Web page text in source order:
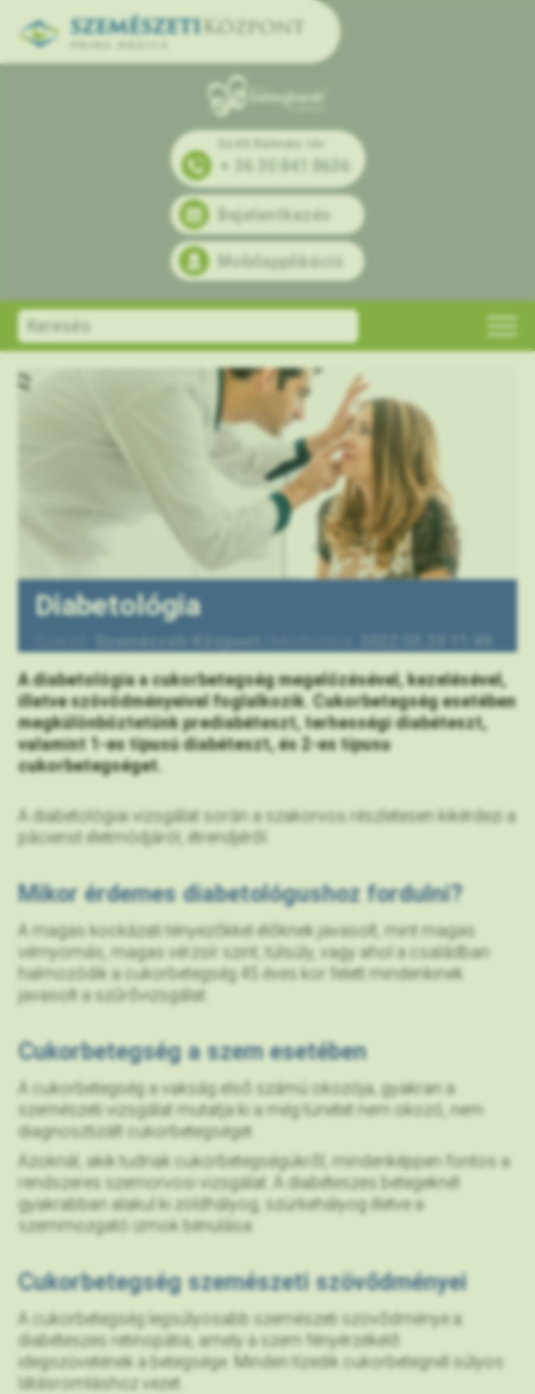
+ 36 30 841 8636
Bejelentkezés
Mobilapplikáció
Diabetológia
Szemészeti Központ
A diabetológia a cukorbetegség megelőzésével, kezelésével,
illetve szövődményeivel foglalkozik. Cukorbetegség esetében
megkülönböztetünk prediabéteszt, terhességi diabéteszt,
valamint 1-es típusú diabéteszt, és 2-es típusu
cukorbetegséget.
A diabetológiai vizsgálat során a szakorvos részletesen kikérdezi a
pácienst életmódjáról, étrendjéről.
Mikor érdemes diabetológushoz fordulni?
A magas kockázati tényezőkkel élőknek javasolt, mint magas
vérnyomás, magas vérzsír szint, túlsúly, vagy ahol a családban
halmozódik a cukorbetegség.45 éves kor felett mindenkinek
javasolt a szűrővizsgálat.
Cukorbetegség a szem esetében
A cukorbetegség a vakság első számú okozója, gyakran a
szemészeti vizsgálat mutatja ki a még tünetet nem okozó, nem
diagnosztizált cukorbetegséget.
Azoknál, akik tudnak cukorbetegségükről, mindenképpen fontos a
rendszeres szemorvosi vizsgálat. A diabéteszes betegeknél
gyakrabban alakul ki zöldhályog, szürkehályog illetve a
szemmozgató izmok bénulása.
Cukorbetegség szemészeti szövődményei
A cukorbetegség legsúlyosabb szemészeti szövődménye a
diabéteszes retinopátia, amely a szem fényérzékelő
idegszövetének a betegsége. Minden tízedik cukorbetegnél súlyos
látásromláshoz vezet.